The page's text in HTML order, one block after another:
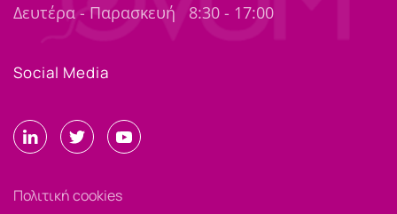
Δευτέρα - Παρασκευή 8:30 - 17:00
Social Media
Πολιτική cookies